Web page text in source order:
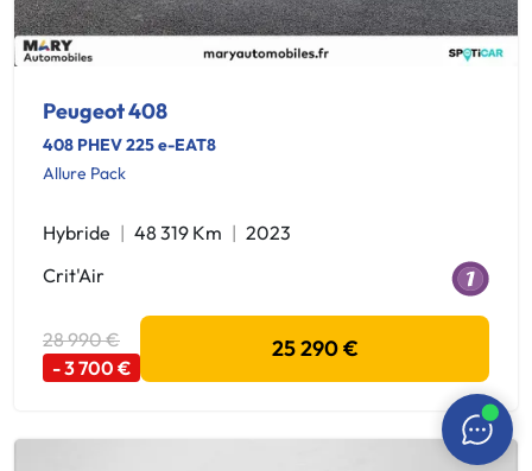
Peugeot 408
408 PHEV 225 e-EAT8
Allure Pack
Hybride 48 319 Km
2023
Crit'Air
28 990 €
- 3 700 €
25 290 €